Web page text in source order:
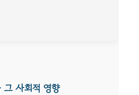
그 사회적 영향